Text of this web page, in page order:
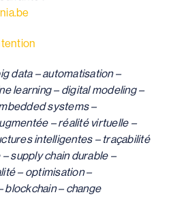
data – automatisation –
learning – digital modeling –
systems –
– réalité virtuelle –
intelligentes – traçabilité
supply chain durable –
– optimisation –
– change